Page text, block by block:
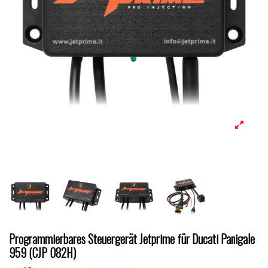
Programmierbares Steuergerät Jetprime für Ducati Panigale
959 (CJP 082H)